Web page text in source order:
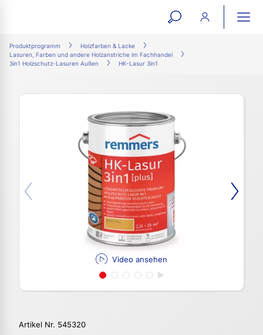
open
Produktprogramm
Holzfarben & Lacke
Lasuren, Farben und andere Holzanstriche im Fachhandel
3in1 Holzschutz-Lasuren Außen
HK-Lasur 3in1
Video ansehen
Artikel Nr. 545320